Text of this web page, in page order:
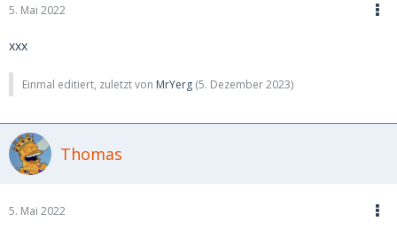
5. Mai 2022
xxx
Einmal editiert, zuletzt von MrYerg (5. Dezember 2023)
Thomas
5. Mai 2022